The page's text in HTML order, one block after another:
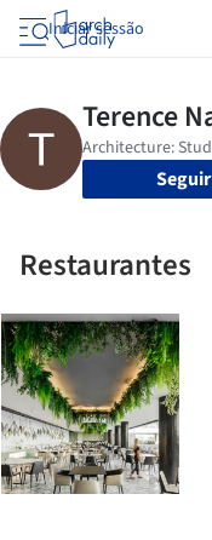
Iniciar sessão
Seguir
Restaurantes